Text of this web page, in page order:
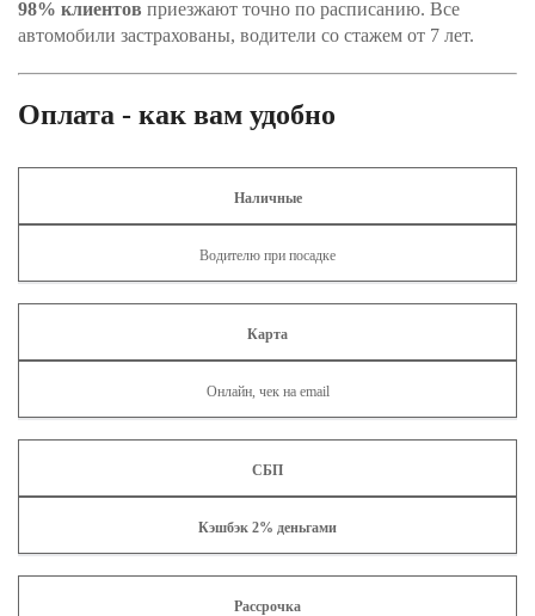
98% клиентов приезжают точно по расписанию. Все
автомобили застрахованы, водители со стажем от 7 лет.
Оплата - как вам удобно
Наличные
Водителю при посадке
Карта
Онлайн, чек на email
СБП
Кэшбэк 2% деньгами
Рассрочка